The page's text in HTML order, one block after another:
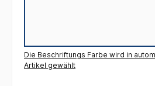
Die Beschriftungs Farbe wird in
Artikel gewählt